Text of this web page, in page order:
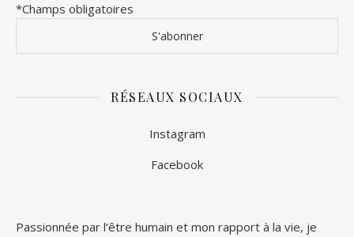
*Champs obligatoires
RÉSEAUX SOCIAUX
Instagram
Facebook
Passionnée par l’être humain et mon rapport à la vie, je